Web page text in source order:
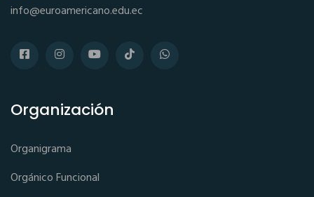
info@euroamericano.edu.ec
Organización
Organigrama
Orgánico Funcional